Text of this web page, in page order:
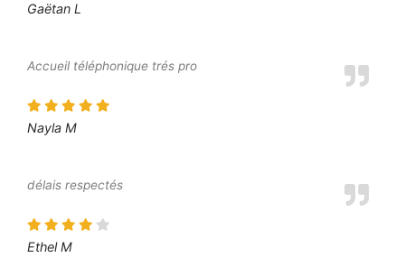
Gaëtan L
Accueil téléphonique trés pro
Nayla M
délais respectés
Ethel M